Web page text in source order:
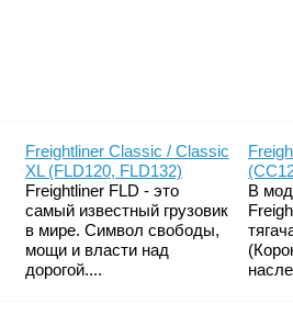
Freightliner Classic / Classic
XL (FLD120, FLD132)
Freightliner FLD - это
самый известный грузовик
в мире. Символ свободы,
мощи и власти над
дорогой....
В